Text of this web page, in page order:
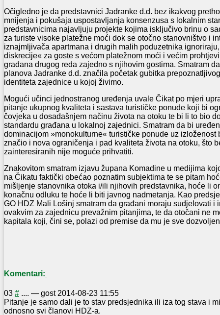
Očigledno je da predstavnici Jadranke d.d. bez ikakvog
mnijenja i pokušaja uspostavljanja konsenzusa s lokalnim
predstavnicima najavljuju projekte kojima isključivo brinu o
za turiste visoke platežne moći dok se otočno stanovništvo i
iznajmljivača apartmana i drugih malih poduzetnika
diskrecije« za goste s većom platežnom moći i većim
građana drugog reda zajedno s njihovim gostima. Smatram
planova Jadranke d.d. značila početak gubitka
identiteta zajednice u kojoj živimo.
Mogući učinci jednostranog uređenja uvale Čikat po mjeri
pitanje ukupnog kvaliteta i sastava turističke ponude koji bi
čovjeka u dosadašnjem načinu života na otoku te bi li to bio
standardu građana u lokalnoj zajednici. Smatram da bi
dominacijom »monokulturne« turističke ponude uz izloženost
značio i nova ograničenja i pad kvaliteta života na otoku, što
zainteresiranih nije moguće prihvatiti.
Znakovitom smatram izjavu župana Komadine u medijima
na Čikatu faktički obećao poznatim subjektima te se pitam
mišljenje stanovnika otoka i/ili njihovih predstavnika, hoće li
konačnu odluku te hoće li biti javnog nadmetanja. Kao
GO HDZ Mali Lošinj smatram da građani moraju sudjelovati i
ovakvim za zajednicu prevažnim pitanjima, te da otočani ne
kapitala koji, čini se, polazi od premise da mu je sve
Komentari:
03 # .... — gost 2014-08-23 11:55
Pitanje je samo dali je to stav predsjednika ili iza tog stava i
odnosno svi članovi HDZ-a.